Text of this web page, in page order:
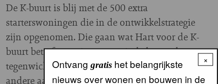
De K-buurt is blij met de 500 extra
starterswoningen die in de ontwikkelstrategie
zijn opgenomen. Die gaan wat Hart voor de K-
buurt betreft naar jongeren uit de buurt als
tegenwicht tegen gentrificatie. “Dat vraagt een
andere aanpak dan alleen verhuur”, zegt Brantjes.
×
Ontvang gratishet belangrijkste
nieuws over wonen en bouwen in de